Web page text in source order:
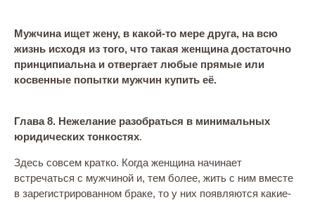
Мужчина ищет жену, в какой-то мере друга, на всю
жизнь исходя из того, что такая женщина достаточно
принципиальна и отвергает любые прямые или
косвенные попытки мужчин купить её.
Глава 8. Нежелание разобраться в минимальных
юридических тонкостях.
Здесь совсем кратко. Когда женщина начинает
встречаться с мужчиной и, тем более, жить с ним вместе
в зарегистрированном браке, то у них появляются какие-